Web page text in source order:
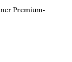
Premium-